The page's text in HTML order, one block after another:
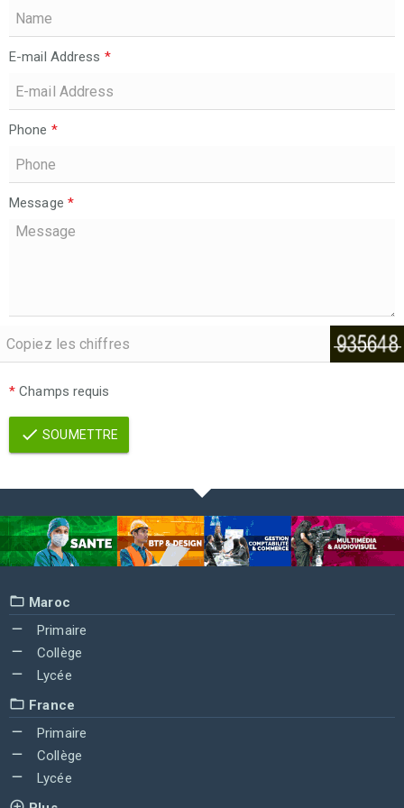
E-mail Address *
Phone *
Message *
* Champs requis
SOUMETTRE
Maroc
Primaire
Collège
Lycée
France
Primaire
Collège
Lycée